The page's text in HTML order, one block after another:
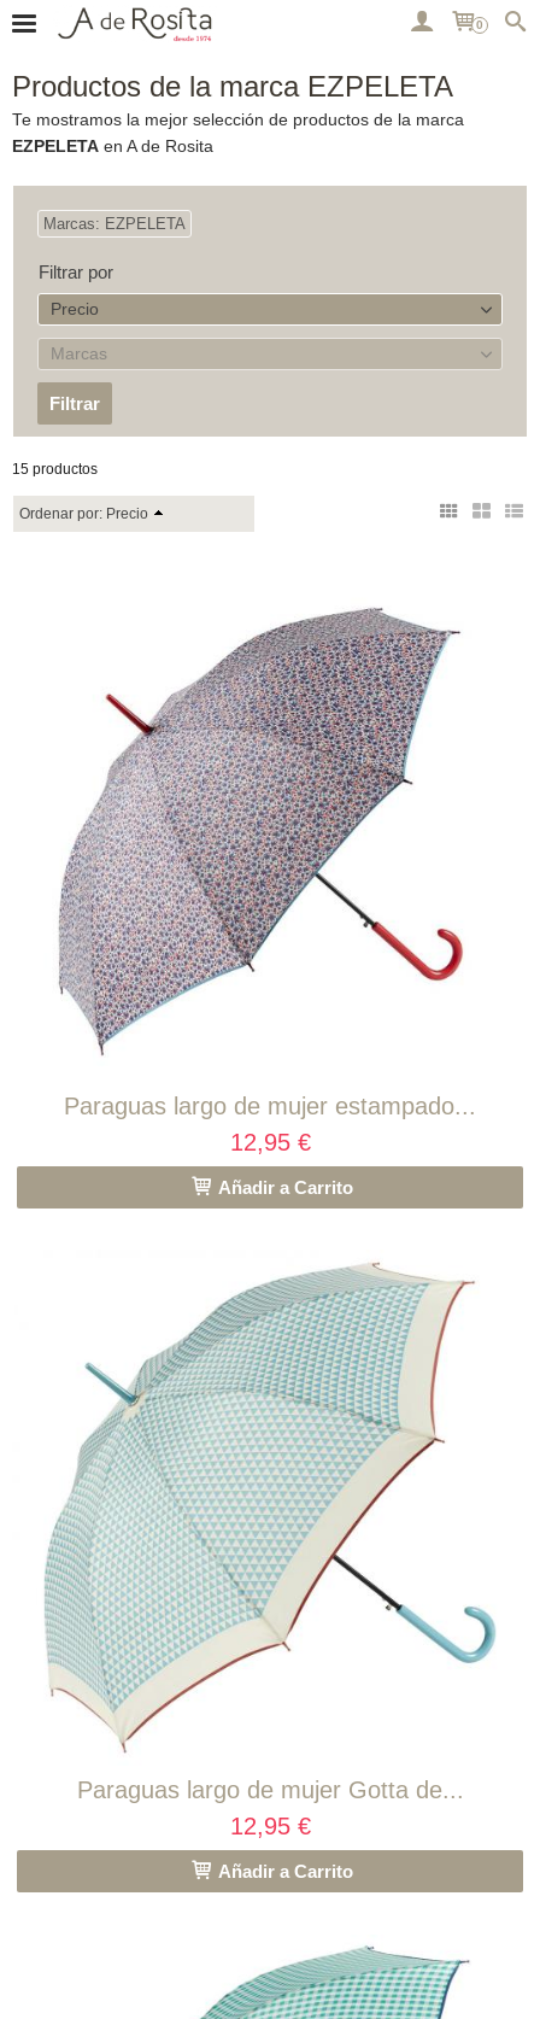
0
Productos de la marca EZPELETA
Te mostramos la mejor selección de productos de la marca
EZPELETA en A de Rosita
Marcas: EZPELETA
Filtrar por
Precio
Marcas
15 productos
Ordenar por: Precio
Paraguas largo de mujer estampado...
12,95 €
Añadir a Carrito
Paraguas largo de mujer Gotta de...
12,95 €
Añadir a Carrito